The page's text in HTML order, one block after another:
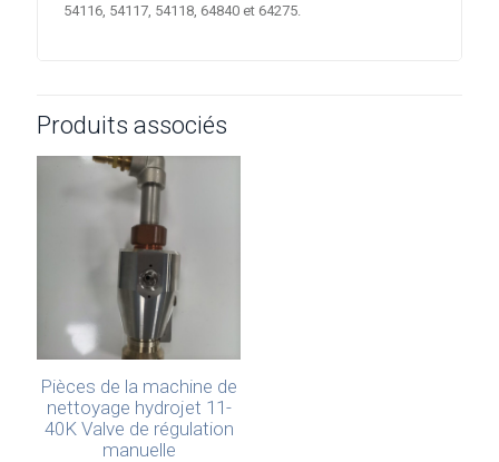
54116, 54117, 54118, 64840 et 64275.
Produits associés
Pièces de la machine de
nettoyage hydrojet 11-
40K Valve de régulation
manuelle